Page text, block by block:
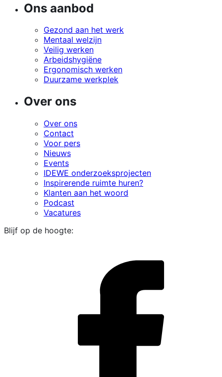
Ons aanbod
Gezond aan het werk
Mentaal welzijn
Veilig werken
Arbeidshygiëne
Ergonomisch werken
Duurzame werkplek
Over ons
Over ons
Contact
Voor pers
Nieuws
Events
IDEWE onderzoeksprojecten
Inspirerende ruimte huren?
Klanten aan het woord
Podcast
Vacatures
Blijf op de hoogte: